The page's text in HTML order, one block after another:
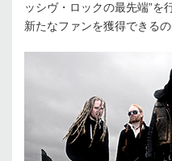
ッシヴ・ロックの最先端”を
新たなファンを獲得できる